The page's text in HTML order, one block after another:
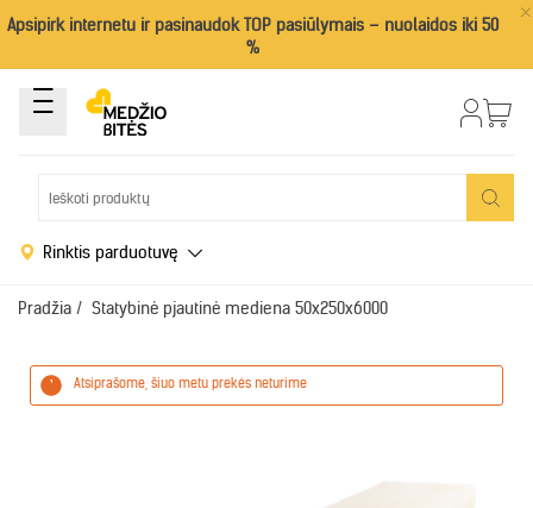
×
Apsipirk internetu ir pasinaudok TOP pasiūlymais – nuolaidos iki 50
%
Rinktis parduotuvę
Pradžia / Statybinė pjautinė mediena 50x250x6000
Atsiprašome, šiuo metu prekės neturime